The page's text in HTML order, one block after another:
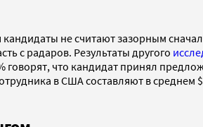
не считают зазорным
с радаров. Результаты другого
говорят, что кандидат принял
в США составляют в среднем